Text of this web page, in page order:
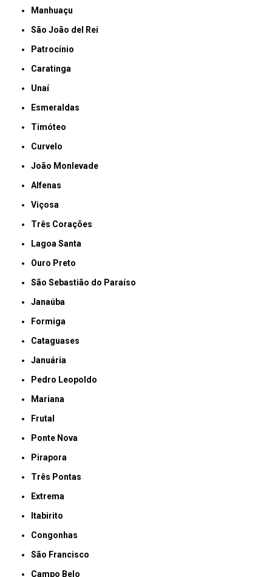
Manhuaçu
São João del Rei
Patrocínio
Caratinga
Unaí
Esmeraldas
Timóteo
Curvelo
João Monlevade
Alfenas
Viçosa
Três Corações
Lagoa Santa
Ouro Preto
São Sebastião do Paraíso
Janaúba
Formiga
Cataguases
Januária
Pedro Leopoldo
Mariana
Frutal
Ponte Nova
Pirapora
Três Pontas
Extrema
Itabirito
Congonhas
São Francisco
Campo Belo